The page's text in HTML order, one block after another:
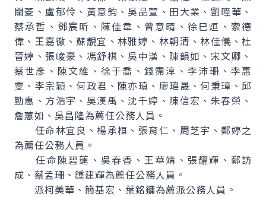
關菱、盧郁伶、黃意鈞、吳品萱、田大業、劉晊華、
蔡承哲、鄧宸昕、陳佳韋、曾意晴、徐巳烜、索德
偉、王嘉徹、蘇靚宜、林雅婷、林朝清、林佳儀、杜
晉婷、張峻豪、馮舒棋、吳中漢、陳韻如、宋文卿、
蔡世彥、陳文維、徐于喬、錢霈淳、李沛珊、李惠
雯、李宗穎、何政君、陳亦瑱、廖瑋晟、何秉璋、邱
勤惠、方浩宇、吳漢禹、沈千婷、陳信宏、朱春榮、
詹蕙如、吳昌隆為薦任公務人員。
任命林宜良、楊承桓、張育仁、周芝宇、鄭婷之
為薦任公務人員。
任命陳碧蓮、吳春香、王華靖、張耀輝、鄭訪
成、蔡孟珊、鍾建輝為薦任公務人員。
派柯美華、簡基宏、葉銘鏞為薦派公務人員。